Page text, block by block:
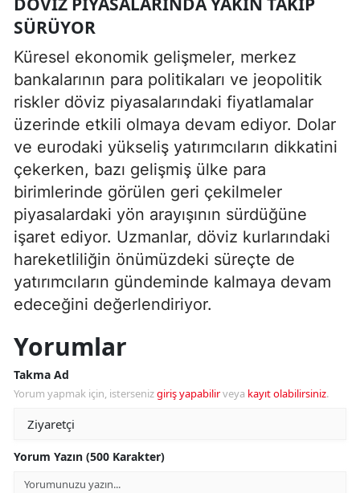
SÜRÜYOR
Küresel ekonomik gelişmeler, merkez
bankalarının para politikaları ve jeopolitik
riskler döviz piyasalarındaki fiyatlamalar
üzerinde etkili olmaya devam ediyor. Dolar
ve eurodaki yükseliş yatırımcıların dikkatini
çekerken, bazı gelişmiş ülke para
birimlerinde görülen geri çekilmeler
piyasalardaki yön arayışının sürdüğüne
işaret ediyor. Uzmanlar, döviz kurlarındaki
hareketliliğin önümüzdeki süreçte de
yatırımcıların gündeminde kalmaya devam
edeceğini değerlendiriyor.
Yorumlar
Takma Ad
Yorum yapmak için, istersenizgiriş yapabilirveya kayıt olabilirsiniz.
Yorum Yazın (500 Karakter)